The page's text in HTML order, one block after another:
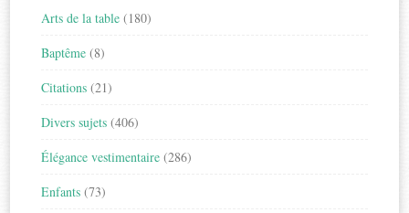
Arts de la table (180)
Baptême (8)
Citations (21)
Divers sujets (406)
Élégance vestimentaire (286)
Enfants (73)